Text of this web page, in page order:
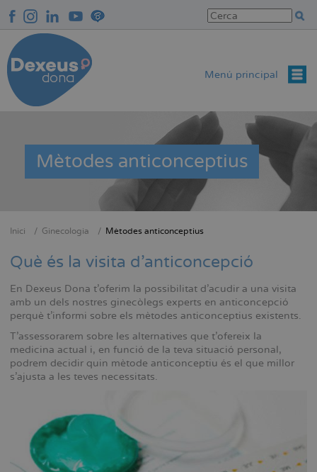
contingut
Menú principal
Mètodes anticonceptius
d'Ariadna
Inici Ginecologia Mètodes anticonceptius
Què és la visita d'anticoncepció
En Dexeus Dona t'oferim la possibilitat d'acudir a una visita
amb un dels nostres ginecòlegs experts en anticoncepció
perquè t’informi sobre els mètodes anticonceptius existents.
T'assessorarem sobre les alternatives que t'ofereix la
medicina actual i, en funció de la teva situació personal,
podrem decidir quin mètode anticonceptiu és el que millor
s'ajusta a les teves necessitats.